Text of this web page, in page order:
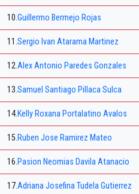
10.Guillermo Bermejo Rojas
11.Sergio Ivan Atarama Martinez
12.Alex Antonio Paredes Gonzales
13.Samuel Santiago Pillaca Sulca
14.Kelly Roxana Portalatino Avalos
15.Ruben Jose Ramirez Mateo
16.Pasion Neomias Davila Atanacio
17.Adriana Josefina Tudela Gutierrez